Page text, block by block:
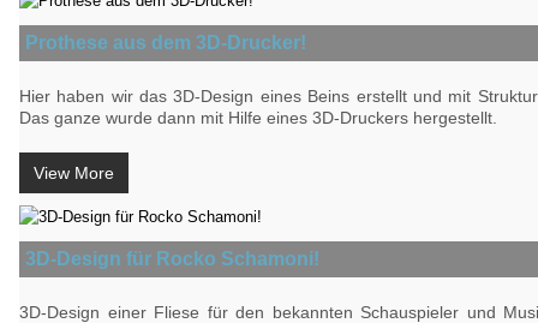
Prothese aus dem 3D-Drucker!
Hier haben wir das 3D-Design eines Beins erstellt und mit
Das ganze wurde dann mit Hilfe eines 3D-Druckers hergestellt.
View More
3D-Design für Rocko Schamoni!
3D-Design einer Fliese für den bekannten Schauspieler und